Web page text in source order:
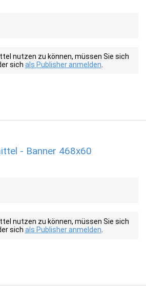
nutzen zu können, müssen Sie sich
sich als Publisher anmelden
- Banner 468x60
nutzen zu können, müssen Sie sich
sich als Publisher anmelden